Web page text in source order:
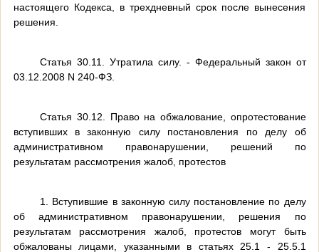
настоящего Кодекса, в трехдневный срок после вынесения
решения.
Статья 30.11. Утратила силу. - Федеральный закон от
03.12.2008 N 240-ФЗ.
Статья 30.12. Право на обжалование, опротестование
вступивших в законную силу постановления по делу об
административном правонарушении, решений по
результатам рассмотрения жалоб, протестов
1. Вступившие в законную силу постановление по делу
об административном правонарушении, решения по
результатам рассмотрения жалоб, протестов могут быть
обжалованы лицами, указанными в статьях 25.1 - 25.5.1